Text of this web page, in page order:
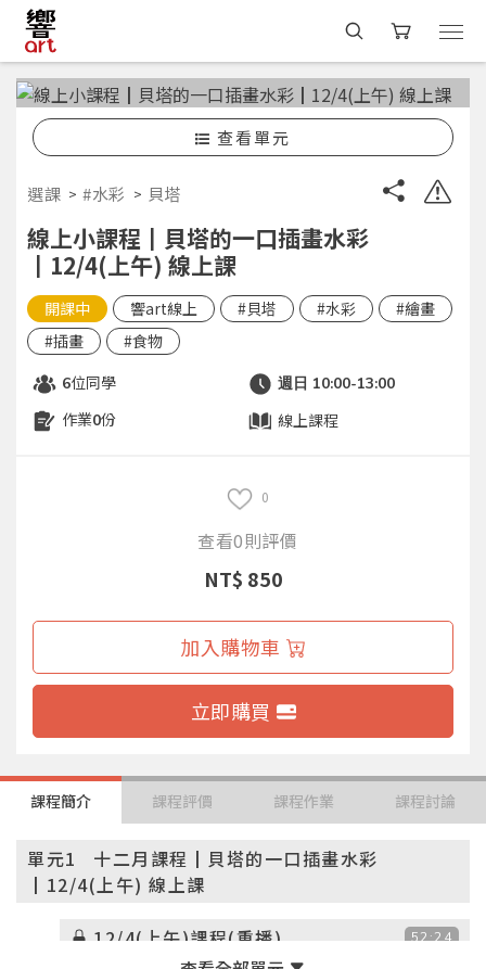
查看單元
選課 #水彩 貝塔
線上小課程┃貝塔的一口插畫水彩
┃12/4(上午) 線上課
開課中 響art線上 #貝塔 #水彩
#繪畫
#插畫
#食物
6位同學 週日 10:00-13:00
作業0份 線上課程
0
查看0則評價
NT$ 850
加入購物車
立即購買
課程簡介 課程評價 課程作業 課程討論
單元1
十二月課程┃貝塔的一口插畫水彩
┃12/4(上午) 線上課
12/4(上午)課程(重播) 52:24